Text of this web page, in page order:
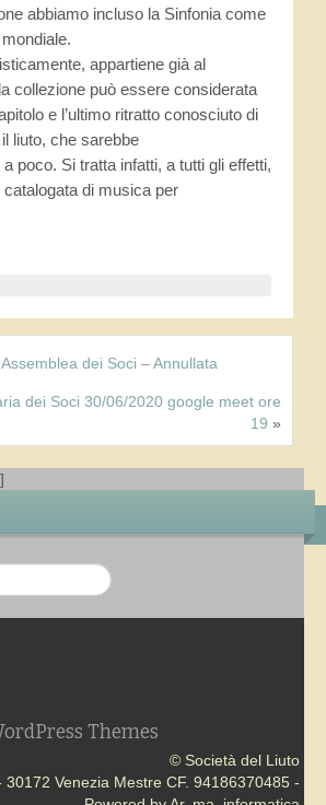
abbiamo incluso la Sinfonia come
appartiene già al
collezione può essere considerata
e l’ultimo ritratto conosciuto di
liuto, che sarebbe
poco. Si tratta infatti, a tutti gli effetti,
catalogata di musica per
dei Soci – Annullata
dei Soci 30/06/2020 google meet ore
19 »
Themes
© Società del Liuto
30172 Venezia Mestre CF. 94186370485 -